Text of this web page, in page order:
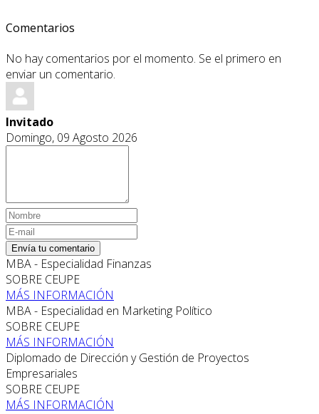
Comentarios
No hay comentarios por el momento. Se el primero en
enviar un comentario.
Invitado
Domingo, 09 Agosto 2026
Envía tu comentario
MBA - Especialidad Finanzas
SOBRE CEUPE
MÁS INFORMACIÓN
MBA - Especialidad en Marketing Político
SOBRE CEUPE
MÁS INFORMACIÓN
Diplomado de Dirección y Gestión de Proyectos
Empresariales
SOBRE CEUPE
MÁS INFORMACIÓN